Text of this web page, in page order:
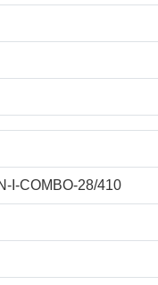
I-COMBO-28/410